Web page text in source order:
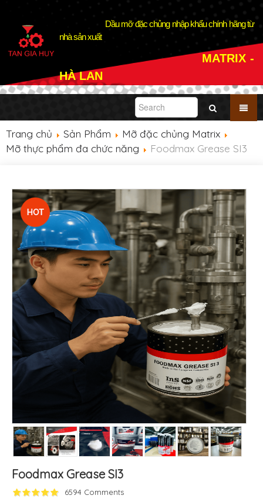
Dầu mỡ đặc chủng nhập khẩu chính hãng từ
nhà sản xuất
MATRIX -
HÀ LAN
Trang chủ Sản Phẩm
Mỡ đặc chủng Matrix
Mỡ thực phẩm đa chức năng
Foodmax Grease SI3
Foodmax Grease SI3
6594 Comments